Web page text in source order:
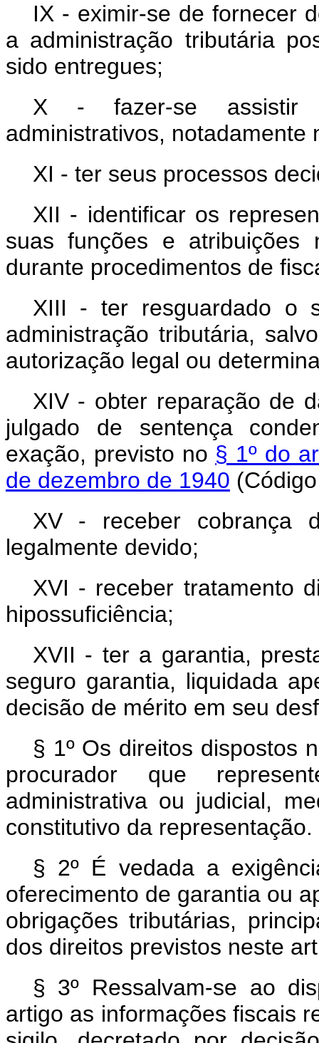
IX - eximir-se de fornecer
a administração tributária
sido entregues;
X - fazer-se assistir
administrativos, notadamente
XI - ter seus processos
XII - identificar os
suas funções e atribuições
durante procedimentos de
XIII - ter resguardado o
administração tributária,
autorização legal ou
XIV - obter reparação de
julgado de sentença
exação, previsto no § 1º do
de dezembro de 1940
XV - receber cobrança
legalmente devido;
XVI - receber tratamento
hipossuficiência;
XVII - ter a garantia,
seguro garantia, liquidada
decisão de mérito em seu
§ 1º Os direitos dispostos
procurador que
administrativa ou judicial,
constitutivo da representação.
§ 2º É vedada a
oferecimento de garantia ou
obrigações tributárias,
dos direitos previstos neste
§ 3º Ressalvam-se ao
artigo as informações fiscais